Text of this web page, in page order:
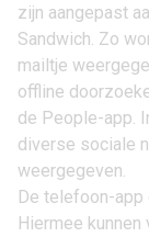
zijn aangepast
Sandwich. Zo
mailtje
offline
de People-app.
diverse sociale
weergegeven.
De telefoon-app
Hiermee